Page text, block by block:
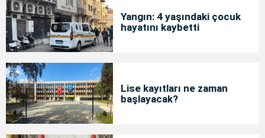
Yangın: 4 yaşındaki çocuk
hayatını kaybetti
Lise kayıtları ne zaman
başlayacak?